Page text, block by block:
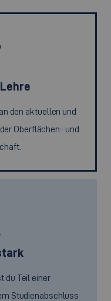
den aktuellen und
Oberflächen- und
du Teil einer
Studienabschluss